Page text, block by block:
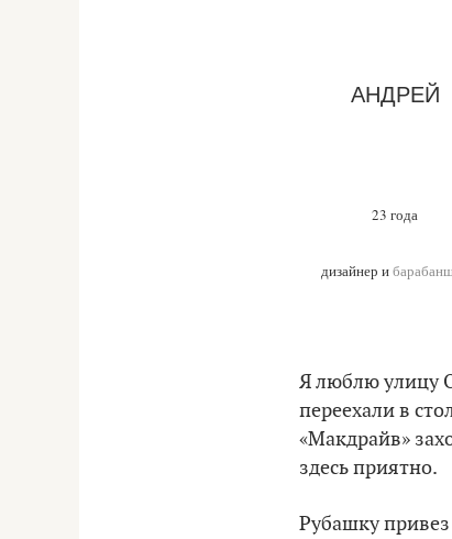
АНДРЕЙ
23 года
дизайнер и
Я люблю улицу
переехали в
«Макдрайв»
здесь приятно.
Рубашку